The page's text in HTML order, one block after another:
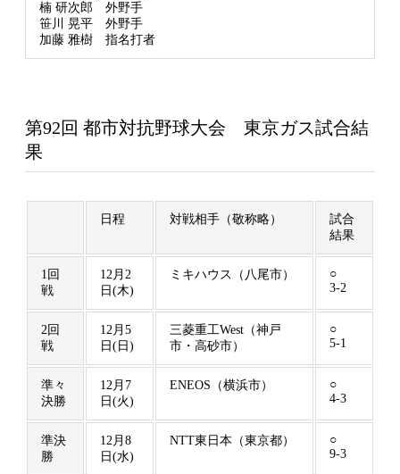
楠 研次郎 外野手
笹川 晃平 外野手
加藤 雅樹 指名打者
第92回 都市対抗野球大会 東京ガス試合結
果
日程 対戦相手（敬称略）
試合
結果
1回
戦
12月2
日(木)
ミキハウス（八尾市）
○
3-2
2回
戦
12月5
日(日)
三菱重工West（神戸
市・高砂市）
○
5-1
準々
決勝
12月7
日(火)
ENEOS（横浜市）
○
4-3
準決
勝
12月8
日(水)
NTT東日本（東京都）
○
9-3